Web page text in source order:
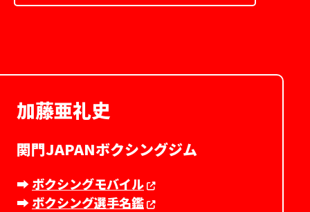
加藤亜礼史
関門JAPANボクシングジム
➡︎ ボクシングモバイル
➡︎ ボクシング選手名鑑